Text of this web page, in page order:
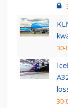
30-
30-